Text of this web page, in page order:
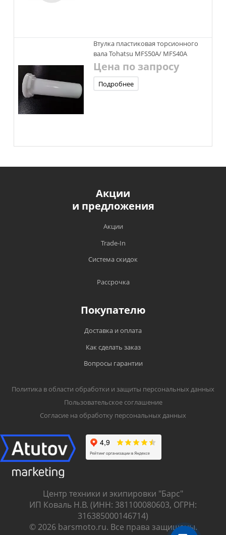
Втулка пластиковая торсионного
вала Tohatsu MFS50A/ MFS40A
Цена по запросу
Подробнее
Акции
и предложения
Акции
Trade-In
Система скидок
Рассрочка
Покупателю
Доставка и оплата
Как сделать заказ
Вопросы гарантии
Политика в области обработки и защиты персональных данных
Пользовательское соглашение
Согласие на обработку персональных данных
Центр техники и экипировки "Барс"
ИП Коваль Н.В. (ИНН: 381100080603, ОГРН:
316385000146714)
© 2026 barsmoto.ru. Все права защищены.